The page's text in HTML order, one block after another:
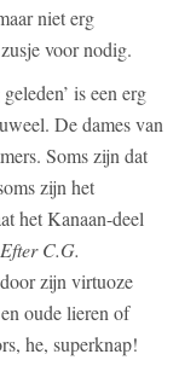
niet erg
voor nodig.
is een erg
De dames van
Soms zijn dat
zijn het
het Kanaan-deel
C.G.
zijn virtuoze
oude lieren of
he, superknap!